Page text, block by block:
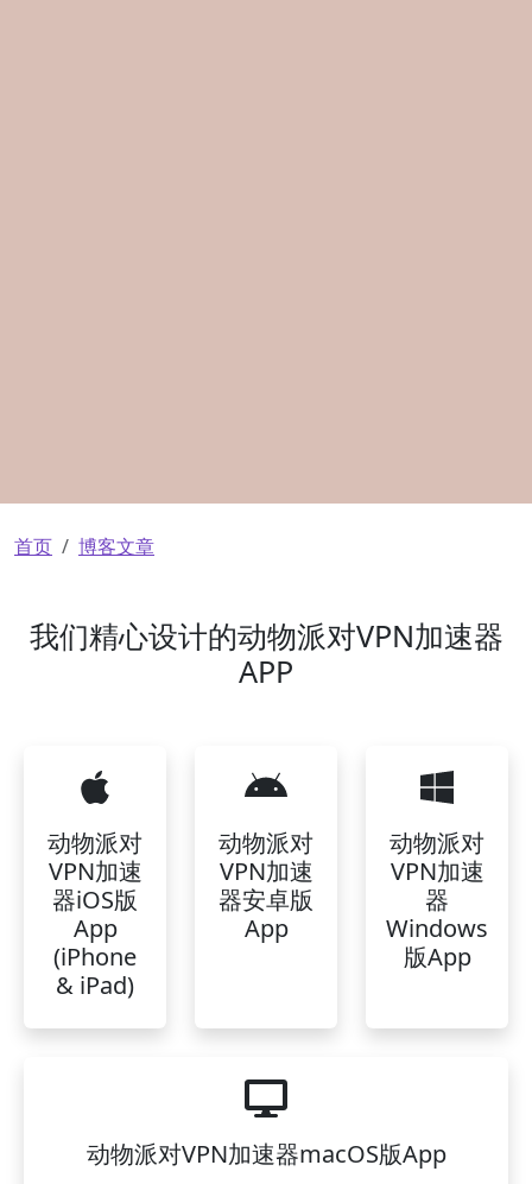
面包屑
首页 博客文章
我们精心设计的动物派对VPN加速器
APP
动物派对
VPN加速
器iOS版
App
(iPhone
& iPad)
动物派对
VPN加速
器安卓版
App
动物派对
VPN加速
器
Windows
版App
动物派对VPN加速器macOS版App